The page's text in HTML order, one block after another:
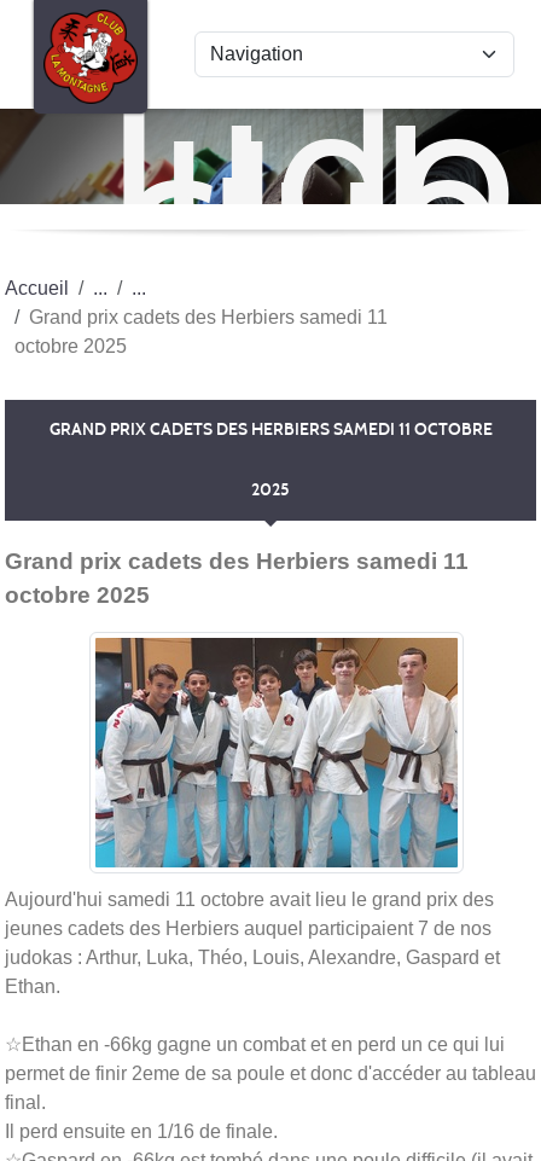
Judo
club
La
Accueil
Grand prix cadets des Herbiers samedi 11
octobre 2025
GRAND PRIX CADETS DES HERBIERS SAMEDI 11 OCTOBRE
2025
Grand prix cadets des Herbiers samedi 11
octobre 2025
Aujourd'hui samedi 11 octobre avait lieu le grand prix des
jeunes cadets des Herbiers auquel participaient 7 de nos
judokas : Arthur, Luka, Théo, Louis, Alexandre, Gaspard et
Ethan.
☆Ethan en -66kg gagne un combat et en perd un ce qui lui
permet de finir 2eme de sa poule et donc d'accéder au tableau
final.
Il perd ensuite en 1/16 de finale.
Panneau de gestion des cookies